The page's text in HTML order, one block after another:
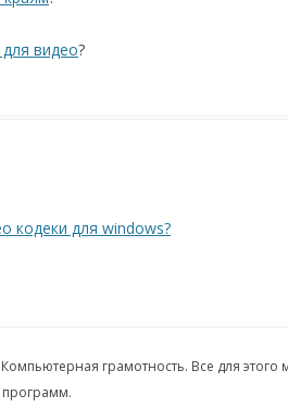
видео?
кодеки для windows?
Компьютерная грамотность. Все для